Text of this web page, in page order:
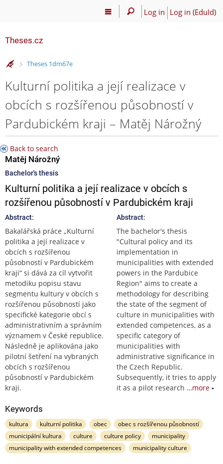
Log in Log in (EduId)
Theses.cz
>
Theses 1dm67e
Kulturní politika a její realizace v
obcích s rozšířenou působností v
Pardubickém kraji – Matěj Nárožný
Back to search
Matěj Nárožný
Bachelor's thesis
Kulturní politika a její realizace v obcích s
rozšířenou působností v Pardubickém kraji
Abstract:
Bakalářská práce „Kulturní
politika a její realizace v
obcích s rozšířenou
působností v Pardubickém
kraji“ si dává za cíl vytvořit
metodiku popisu stavu
segmentu kultury v obcích s
rozšířenou působností jako
specifické kategorie obcí s
administrativním a správním
významem v České republice.
Následně je aplikována jako
pilotní šetření na vybraných
obcích s rozšířenou
působností v Pardubickém
kraji.
Abstract:
The bachelor's thesis
"Cultural policy and its
implementation in
municipalities with extended
powers in the Pardubice
Region" aims to create a
methodology for describing
the state of the segment of
culture in municipalities with
extended competences, as a
specific category of
municipalities with
administrative significance in
the Czech Republic.
Subsequently, it tries to apply
it as a pilot research …more
Keywords
kultura kulturní politika obec
obec s rozšířenou působností
municipální kultura
culture culture policy
municipality
municipality with extended competences
municipality culture